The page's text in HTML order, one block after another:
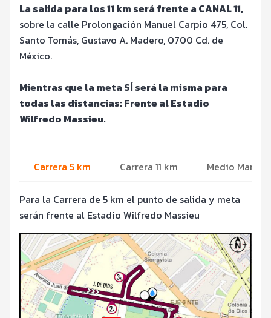
La salida para los 11 km será frente a CANAL 11,
sobre la calle Prolongación Manuel Carpio 475, Col.
Santo Tomás, Gustavo A. Madero, 0700 Cd. de
México.
Mientras que la meta SÍ será la misma para
todas las distancias: Frente al Estadio
Wilfredo Massieu.
Carrera 5 km Carrera 11 km Medio
Para la Carrera de 5 km el punto de salida y meta
serán frente al Estadio Wilfredo Massieu